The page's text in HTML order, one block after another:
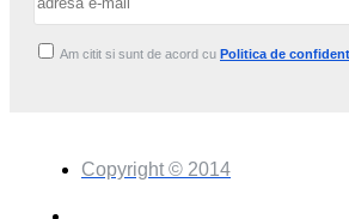
Am citit si sunt de acord cu Politica de
Copyright © 2014